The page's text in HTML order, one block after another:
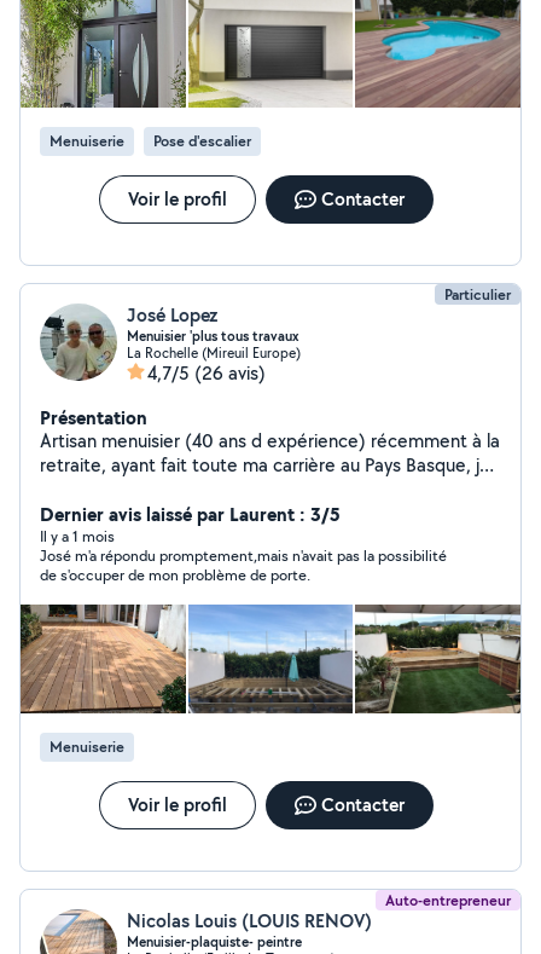
Menuiserie Pose d'escalier
Voir le profil Contacter
Particulier
José Lopez
Menuisier 'plus tous travaux
La Rochelle (Mireuil Europe)
4,7/5 (26 avis)
Présentation
Artisan menuisier (40 ans d expérience) récemment à la
retraite, ayant fait toute ma carrière au Pays Basque, je
types de pose de parquet, agencement bureau
dressing placard cuisine équipée, etc ... Ayant
également de nombreuses compétences dans les
travaux du bâtiment (carrelage, faïence, cloisons placo
plâtre, pose de bandes avec peinture) et connaissance
plomberie, électricité. Pose de terrasse extérieure avec
entrerien karcher pro et saturateur bois. Nettoyage
façade avec traitement au pulvérisateur. Je reste à
votre disposition. Bien cordialement.
Dernier avis laissé par Laurent : 3/5
Il y a 1 mois
José m'a répondu promptement,mais n'avait pas la possibilité
de s'occuper de mon problème de porte.
Menuiserie
Voir le profil Contacter
Auto-entrepreneur
Nicolas Louis (LOUIS RENOV)
Menuisier-plaquiste- peintre